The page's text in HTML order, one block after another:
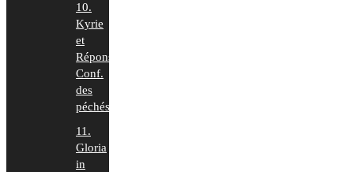
10.
Kyrie
et
Répons
Conf.
des
péchés
11.
Gloria
in